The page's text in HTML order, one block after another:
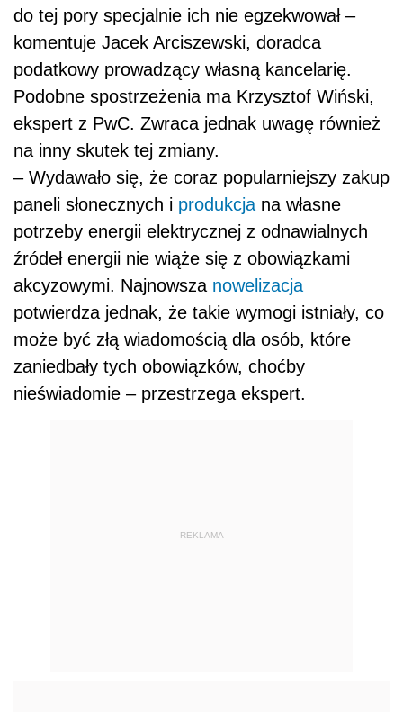
do tej pory specjalnie ich nie egzekwował –
komentuje Jacek Arciszewski, doradca
podatkowy prowadzący własną kancelarię.
Podobne spostrzeżenia ma Krzysztof Wiński,
ekspert z PwC. Zwraca jednak uwagę również
na inny skutek tej zmiany.
– Wydawało się, że coraz popularniejszy zakup
paneli słonecznych i produkcja na własne
potrzeby energii elektrycznej z odnawialnych
źródeł energii nie wiąże się z obowiązkami
akcyzowymi. Najnowsza nowelizacja
potwierdza jednak, że takie wymogi istniały, co
może być złą wiadomością dla osób, które
zaniedbały tych obowiązków, choćby
nieświadomie – przestrzega ekspert.
REKLAMA